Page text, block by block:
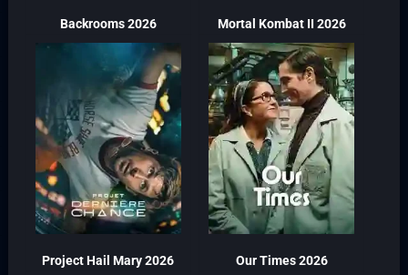
Backrooms 2026 Mortal Kombat II 2026
Project Hail Mary 2026 Our Times 2026